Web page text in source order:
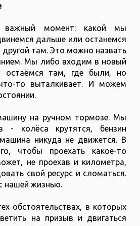
важный момент: какой мы
дальше или останемся
другой там. Это можно назвать
Мы либо входим в новый
остаёмся там, где были, но
то выталкивает. И можем
на ручном тормозе. Мы
- колёса крутятся, бензин
никуда не движется. В
чтобы проехать какое-то
не проехав и километра,
свой ресурс и сломаться.
нашей жизнью.
обстоятельствах, в которых
на призыв и двигаться